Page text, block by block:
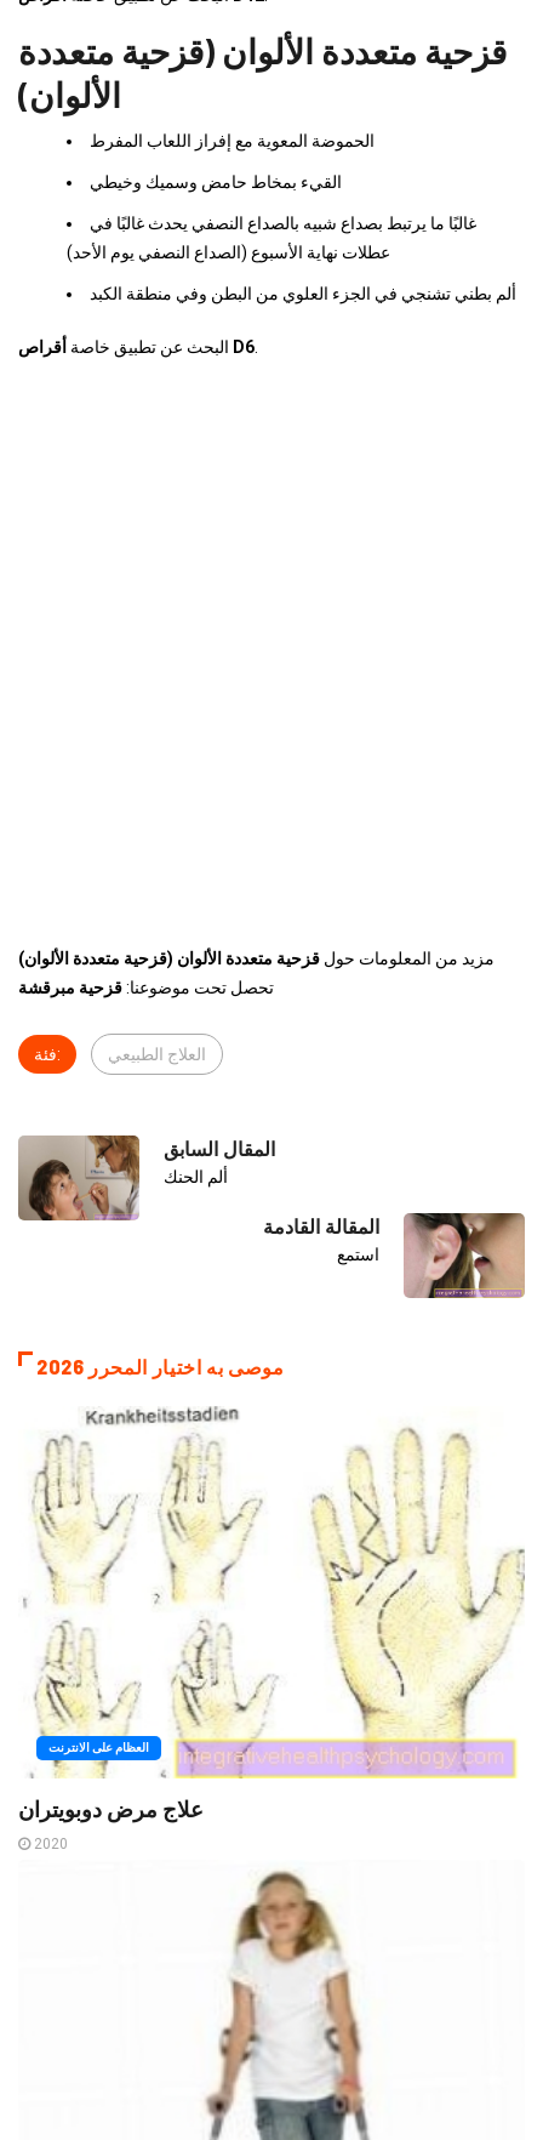
قزحية متعددة الألوان (قزحية متعددة
الألوان)
الحموضة المعوية مع إفراز اللعاب المفرط
القيء بمخاط حامض وسميك وخيطي
غالبًا ما يرتبط بصداع شبيه بالصداع النصفي يحدث غالبًا في
عطلات نهاية الأسبوع (الصداع النصفي يوم الأحد)
ألم بطني تشنجي في الجزء العلوي من البطن وفي منطقة الكبد
البحث عن تطبيق خاصة أقراص D6
مزيد من المعلومات حول قزحية متعددة الألوان (قزحية متعددة الألوان)
تحصل تحت موضوعنا:قزحية مبرقشة
فئة: العلاج الطبيعي
المقال السابق
ألم الحنك
المقالة القادمة
استمع
موصى به اختيار المحرر 2026
العظام على الانترنت
علاج مرض دوبويتران
2020